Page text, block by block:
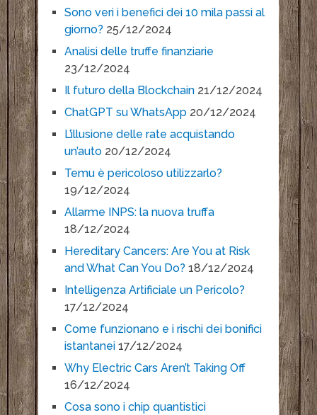
Sono veri i benefici dei 10 mila passi al
giorno? 25/12/2024
Analisi delle truffe finanziarie
23/12/2024
Il futuro della Blockchain 21/12/2024
ChatGPT su WhatsApp 20/12/2024
L’illusione delle rate acquistando
un’auto 20/12/2024
Temu è pericoloso utilizzarlo?
19/12/2024
Allarme INPS: la nuova truffa
18/12/2024
Hereditary Cancers: Are You at Risk
and What Can You Do? 18/12/2024
Intelligenza Artificiale un Pericolo?
17/12/2024
Come funzionano e i rischi dei bonifici
istantanei 17/12/2024
Why Electric Cars Aren’t Taking Off
16/12/2024
Cosa sono i chip quantistici